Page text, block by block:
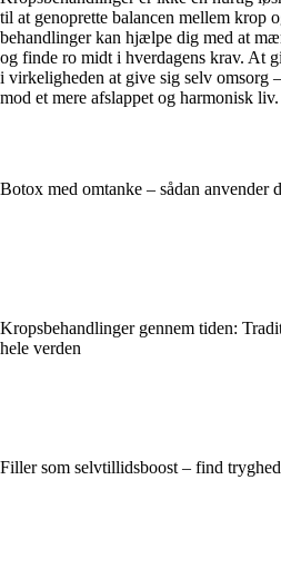
til at genoprette balancen mellem krop
behandlinger kan hjælpe dig med at
og finde ro midt i hverdagens krav. At
i virkeligheden at give sig selv omsorg
mod et mere afslappet og harmonisk liv.
Botox med omtanke – sådan anvender
Kropsbehandlinger gennem tiden:
hele verden
Filler som selvtillidsboost – find